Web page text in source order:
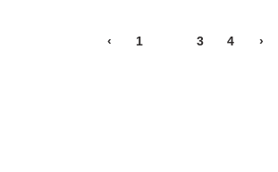
‹ 1 3 4 ›